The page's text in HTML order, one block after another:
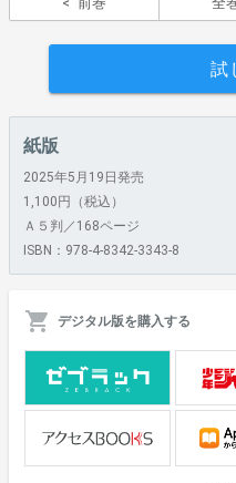
試
紙版
2025年5月19日発売
1,100円（税込）
Ａ５判／168ページ
ISBN：978-4-8342-3343-8
デジタル版を購入する